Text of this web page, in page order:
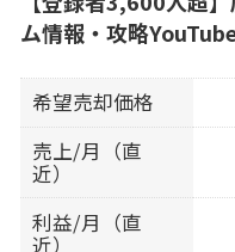
ム情報・攻略
希望売却価格
売上/月（直
近）
利益/月（直
近）